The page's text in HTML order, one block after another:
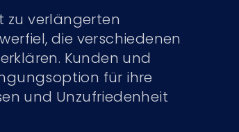
zu verlängerten
die verschiedenen
Kunden und
für ihre
und Unzufriedenheit